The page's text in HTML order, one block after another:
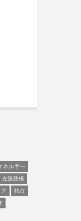
ネルギー
左派政権
独占